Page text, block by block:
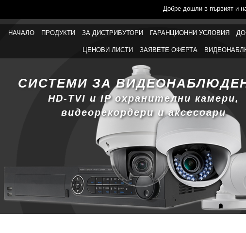
Добре дошли в първият и
НАЧАЛО ПРОДУКТИ ЗА ДИСТРИБУТОРИ ГАРАНЦИОННИ УСЛОВИЯ
ЦЕНОВИ ЛИСТИ ЗАЯВЕТЕ ОФЕРТА
СИСТЕМИ ЗА
HD-TVI и IP охранителни камери,
видеорекордери и аксесоари